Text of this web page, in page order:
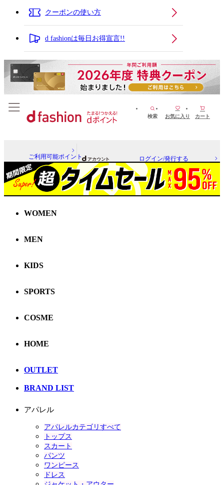
クーポンの使い方
d fashionは毎日お得宣言!!
検索 お気に入り カート
ご利用可能ポイント ログイン/発行する
WOMEN
MEN
KIDS
SPORTS
COSME
HOME
OUTLET
BRAND LIST
アパレル
アパレルカテゴリすべて
トップス
スカート
パンツ
ワンピース
ドレス